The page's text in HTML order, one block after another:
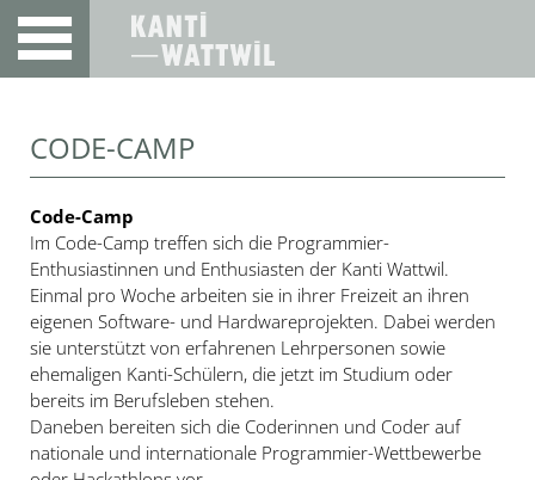
CODE-CAMP
Code-Camp
Im Code-Camp treffen sich die Programmier-
Enthusiastinnen und Enthusiasten der Kanti Wattwil.
Einmal pro Woche arbeiten sie in ihrer Freizeit an ihren
eigenen Software- und Hardwareprojekten. Dabei werden
sie unterstützt von erfahrenen Lehrpersonen sowie
ehemaligen Kanti-Schülern, die jetzt im Studium oder
bereits im Berufsleben stehen.
Daneben bereiten sich die Coderinnen und Coder auf
nationale und internationale Programmier-Wettbewerbe